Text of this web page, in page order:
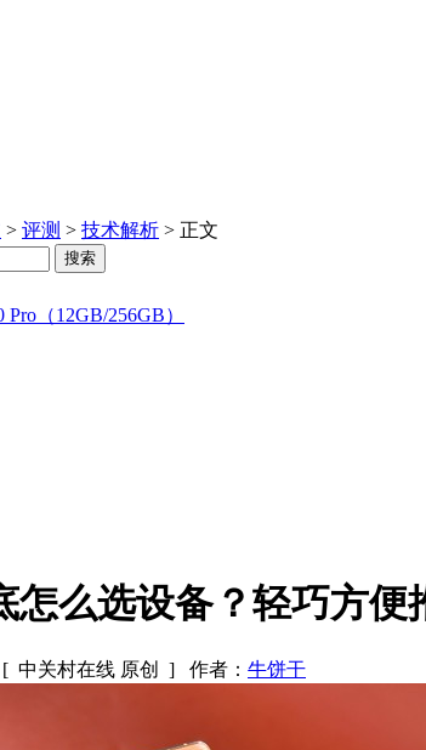
> 评测 > 技术解析 > 正文
Pro（12GB/256GB）
怎么选设备？轻巧方便
[ 中关村在线 原创 ] 作者： 牛饼干